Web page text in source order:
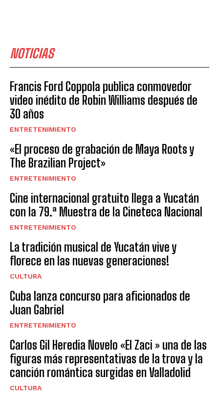
NOTICIAS
Francis Ford Coppola publica conmovedor
video inédito de Robin Williams después de
30 años
ENTRETENIMIENTO
«El proceso de grabación de Maya Roots y
The Brazilian Project»
ENTRETENIMIENTO
Cine internacional gratuito llega a Yucatán
con la 79.ª Muestra de la Cineteca Nacional
ENTRETENIMIENTO
La tradición musical de Yucatán vive y
florece en las nuevas generaciones!
CULTURA
Cuba lanza concurso para aficionados de
Juan Gabriel
ENTRETENIMIENTO
Carlos Gil Heredia Novelo «El Zaci » una de las
figuras más representativas de la trova y la
canción romántica surgidas en Valladolid
CULTURA